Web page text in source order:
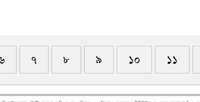
৭ ৮ ৯ ১০ ১১